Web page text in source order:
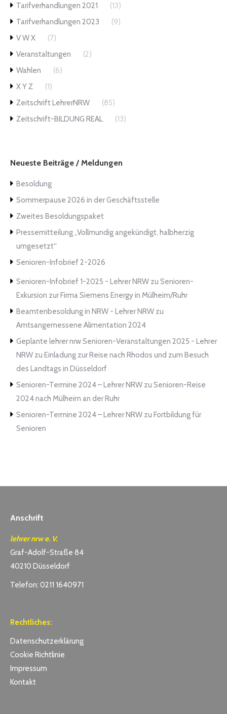
Tarifverhandlungen 2021
(13)
Tarifverhandlungen 2023
(9)
V W X
(7)
Veranstaltungen
(2)
Wahlen
(6)
X Y Z
(1)
Zeitschrift LehrerNRW
(85)
Zeitschrift-BILDUNG REAL
(13)
Neueste Beiträge / Meldungen
Besoldung
Sommerpause 2026 in der Geschäftsstelle
Zweites Besoldungspaket
Pressemitteilung „Vollmundig angekündigt, halbherzig
umgesetzt“
Senioren-Infobrief 2-2026
Senioren-Infobrief 1-2025 - Lehrer NRW zu Senioren-
Exkursion zur Firma Siemens Energy in Mülheim/Ruhr
Beamtenbesoldung in NRW - Lehrer NRW zu
Amtsangemessene Alimentation 2024
Geplante lehrer nrw Senioren-Veranstaltungen 2025 - Lehrer
NRW zu Einladung zur Reise nach Rhodos und zum Besuch
des Landtags in Düsseldorf
Senioren-Termine 2024 – Lehrer NRW zu Senioren-Reise
2024 nach Mülheim an der Ruhr
Senioren-Termine 2024 – Lehrer NRW zu Fortbildung für
Senioren
Anschrift
lehrer nrw e. V.
Graf-Adolf-Straße 84
40210 Düsseldorf
Telefon: 0211 1640971
Rechtliches:
Datenschutzerklärung
Cookie Richtlinie
Impressum
Kontakt